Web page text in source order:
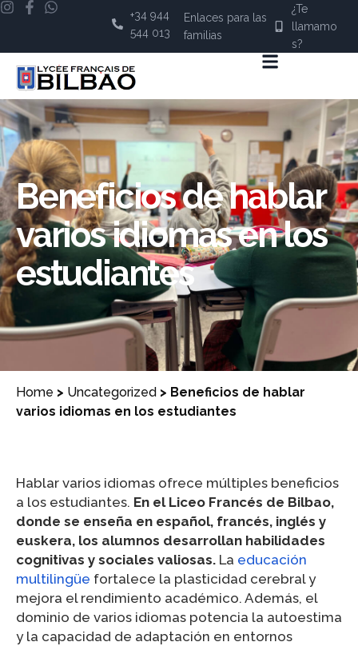
+34 944
544 013
Enlaces para las
familias
¿Te
llamamo
s?
Beneficios de hablar
varios idiomas en los
estudiantes
Home > Uncategorized > Beneficios de hablar
varios idiomas en los estudiantes
Hablar varios idiomas ofrece múltiples beneficios
a los estudiantes. En el Liceo Francés de Bilbao,
donde se enseña en español, francés, inglés y
euskera, los alumnos desarrollan habilidades
cognitivas y sociales valiosas. La educación
multilingüe fortalece la plasticidad cerebral y
mejora el rendimiento académico. Además, el
dominio de varios idiomas potencia la autoestima
y la capacidad de adaptación en entornos